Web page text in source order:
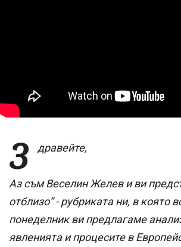
З дравейте,
Аз съм Веселин Желев и ви
отблизо” - рубриката ни, в която
понеделник ви предлагаме
явленията и процесите в